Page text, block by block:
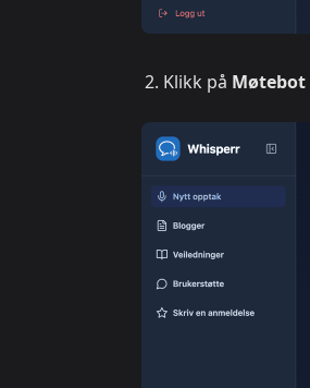
Klikk på Møtebot